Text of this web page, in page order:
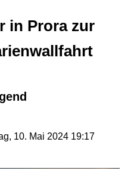
in Prora zur
10. Mai 2024 19:17